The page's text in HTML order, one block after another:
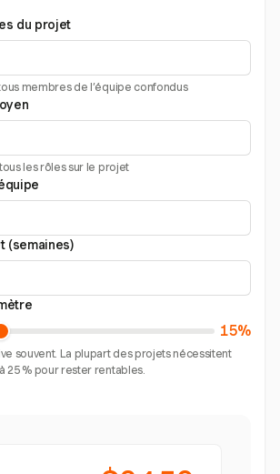
du projet
membres de l’équipe confondus
les rôles sur le projet
(semaines)
15%
souvent. La plupart des projets nécessitent
25 % pour rester rentables.